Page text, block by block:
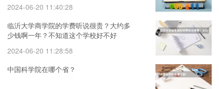
2024-06-20 11:40:28
临沂大学商学院的学费听说很贵？大约多
少钱啊一年？不知道这个学校好不好
2024-06-20 11:28:58
中国科学院在哪个省？